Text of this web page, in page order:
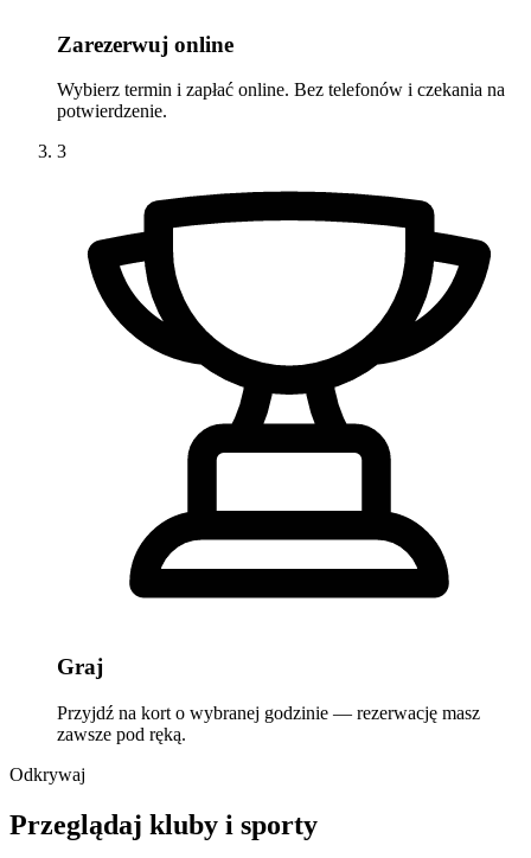
Zarezerwuj online
Wybierz termin i zapłać online. Bez telefonów i czekania na
potwierdzenie.
3
Graj
Przyjdź na kort o wybranej godzinie — rezerwację masz
zawsze pod ręką.
Odkrywaj
Przeglądaj kluby i sporty